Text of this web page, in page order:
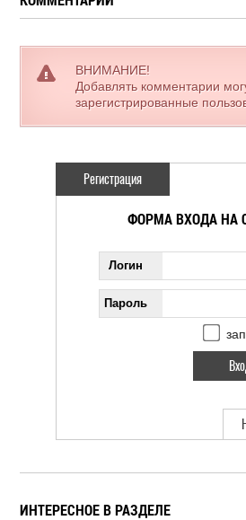
ВНИМАНИЕ!
Добавлять комментарии
зарегистрированные
Регистрация
ФОРМА ВХОДА НА
Логин
Пароль
ИНТЕРЕСНОЕ В РАЗДЕЛЕ